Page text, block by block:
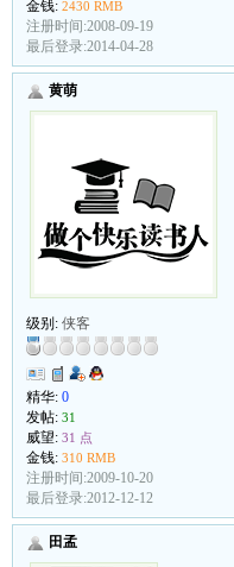
金钱: 2430 RMB
注册时间:2008-09-19
最后登录:2014-04-28
黄萌
级别: 侠客
精华: 0
发帖: 31
威望: 31 点
金钱: 310 RMB
注册时间:2009-10-20
最后登录:2012-12-12
田孟